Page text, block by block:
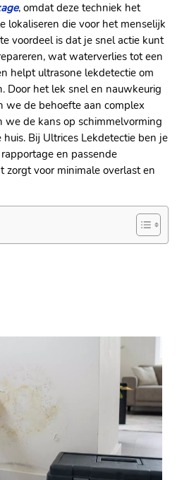
, omdat deze techniek het
lokaliseren die voor het menselijk
voordeel is dat je snel actie kunt
wat waterverlies tot een
helpt ultrasone lekdetectie om
Door het lek snel en nauwkeurig
we de behoefte aan complex
de kans op schimmelvorming
Bij Ultrices Lekdetectie ben je
en passende
zorgt voor minimale overlast en